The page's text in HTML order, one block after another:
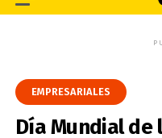
EMPRESARIALES
Día Mundial de